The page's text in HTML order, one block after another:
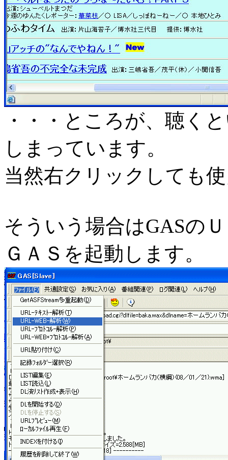
・・・ところが、聴く
しまっています。
当然右クリックしても
そういう場合はGASの
ＧＡＳを起動します。